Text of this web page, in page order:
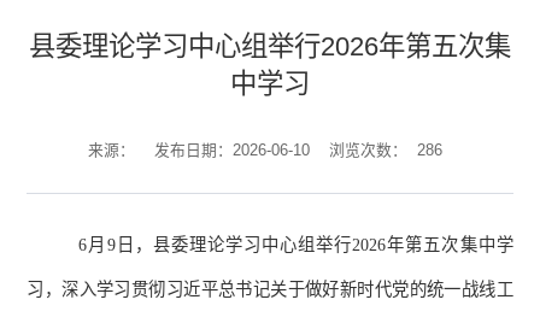
县委理论学习中心组举行2026年第五次集
中学习
来源： 发布日期：2026-06-10 浏览次数： 286
6月 9日，县委理论学习中心组举行2026年第五次集中学
习，深入学习贯彻习近平总书记关于做好新时代党的统一战线工